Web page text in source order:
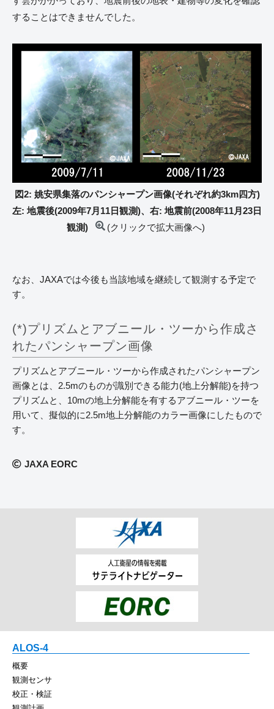
することはできませんでした。
図2: 姚安県集落のパンシャープン画像(それぞれ約3km四方)
左: 地震後(2009年7月11日観測)、右: 地震前(2008年11月23日
観測)
(クリックで拡大画像へ)
なお、JAXAでは今後も当該地域を継続して観測する予定で
す。
(*)プリズムとアブニール・ツーから作成さ
れたパンシャープン画像
プリズムとアブニール・ツーから作成されたパンシャープン
画像とは、2.5mのものが識別できる能力(地上分解能)を持つ
プリズムと、10mの地上分解能を有するアブニール・ツーを
用いて、擬似的に2.5m地上分解能のカラー画像にしたもので
す。
JAXA EORC
ALOS-4
概要
観測センサ
校正・検証